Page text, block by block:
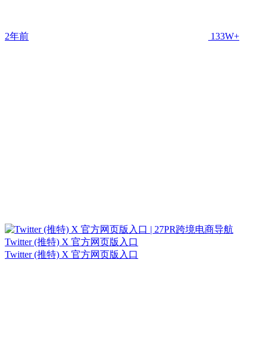
2年前 133W+
Twitter (推特) X 官方网页版入口
Twitter (推特) X 官方网页版入口